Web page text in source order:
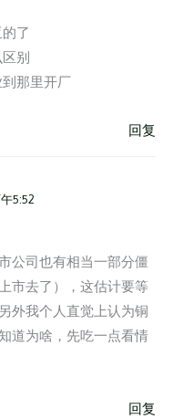
了
别
那里开厂
回复
5:52
公司也有相当一部分僵
市去了），这估计要等
外我个人直觉上认为铜
道为啥，先吃一点看情
回复